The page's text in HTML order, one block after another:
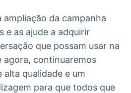
ampliação da campanha
e as ajude a adquirir
que possam usar na
agora, continuaremos
alta qualidade e um
para que todos que